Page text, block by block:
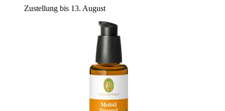
Zustellung bis 13. August